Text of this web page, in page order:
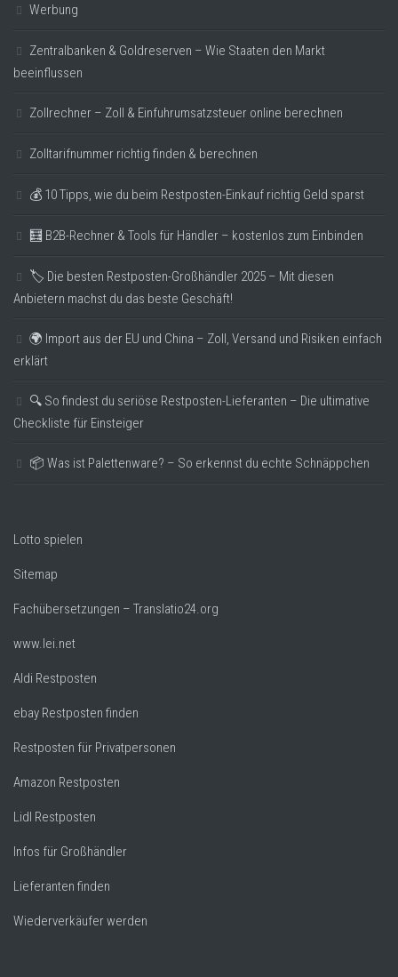
Werbung
Zentralbanken & Goldreserven – Wie Staaten den Markt
beeinflussen
Zollrechner – Zoll & Einfuhrumsatzsteuer online berechnen
Zolltarifnummer richtig finden & berechnen
💰 10 Tipps, wie du beim Restposten-Einkauf richtig Geld sparst
🧮 B2B-Rechner & Tools für Händler – kostenlos zum Einbinden
🏷️ Die besten Restposten-Großhändler 2025 – Mit diesen
Anbietern machst du das beste Geschäft!
🌍 Import aus der EU und China – Zoll, Versand und Risiken einfach
erklärt
🔍 So findest du seriöse Restposten-Lieferanten – Die ultimative
Checkliste für Einsteiger
📦 Was ist Palettenware? – So erkennst du echte Schnäppchen
Lotto spielen
Sitemap
Fachübersetzungen – Translatio24.org
www.lei.net
Aldi Restposten
ebay Restposten finden
Restposten für Privatpersonen
Amazon Restposten
Lidl Restposten
Infos für Großhändler
Lieferanten finden
Wiederverkäufer werden